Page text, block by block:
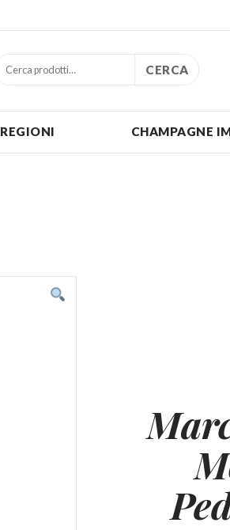
CERCA
REGIONI CHAMPAGNE